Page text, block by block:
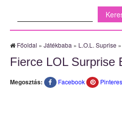
Főoldal » Játékbaba » L.O.L. Suprise »
Fierce LOL Surprise
Megosztás: Facebook